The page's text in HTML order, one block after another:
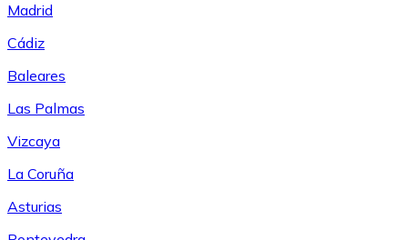
Madrid
Cádiz
Baleares
Las Palmas
Vizcaya
La Coruña
Asturias